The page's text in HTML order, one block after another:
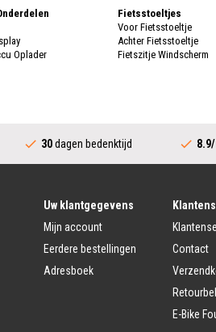
Oplader
Fietsstoeltjes
Voor Fietsstoeltje
Achter Fietsstoeltje
Fietszitje Windscherm
Fietssloten
Ringslot
Beugelslot
Fietstas
Dubbele Fietstassen
Enkele Fietstassen
Stuur Fietstassen
30dagen bedenktijd
Uw klantgegevens
Mijn account
Eerdere bestellingen
Adresboek
Contact
E-Bike